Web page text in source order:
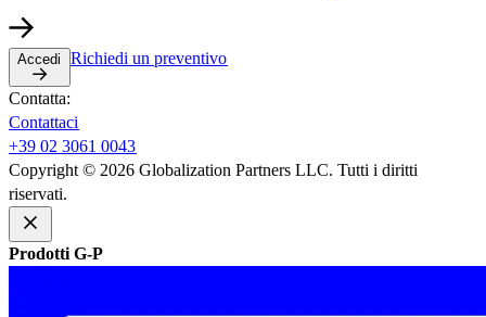
Accedi​​ Richiedi un preventivo​​
Contatta:​​
Contattaci​​
+39 02 3061 0043​​
Copyright © 2026 Globalization Partners LLC. Tutti i diritti
riservati.​​
Prodotti G-P​​